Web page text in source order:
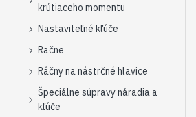
krútiaceho momentu
Nastaviteľné kľúče
Račne
Ráčny na nástrčné hlavice
Špeciálne súpravy náradia a
kľúče